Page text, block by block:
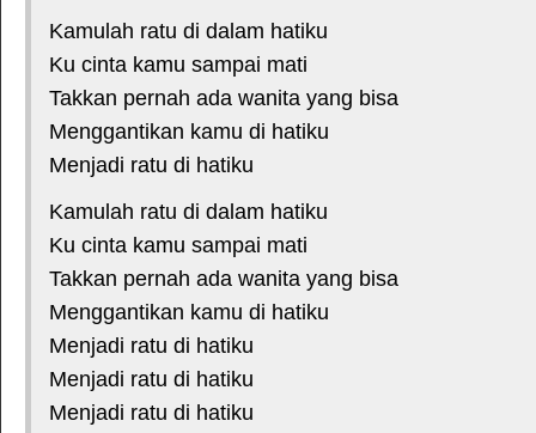
Kamulah ratu di dalam hatiku
Ku cinta kamu sampai mati
Takkan pernah ada wanita yang bisa
Menggantikan kamu di hatiku
Menjadi ratu di hatiku
Kamulah ratu di dalam hatiku
Ku cinta kamu sampai mati
Takkan pernah ada wanita yang bisa
Menggantikan kamu di hatiku
Menjadi ratu di hatiku
Menjadi ratu di hatiku
Menjadi ratu di hatiku